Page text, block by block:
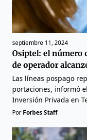
septiembre 11, 2024
Osiptel: el número
de operador
Las líneas pospago
portaciones, informó
Inversión Privada en
Por Forbes Staff